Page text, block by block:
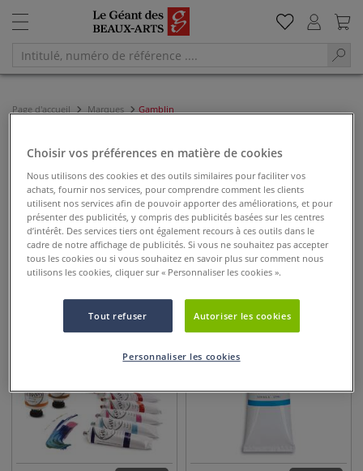
Page d'accueil Marques Gamblin
Gamblin
Filter & Trier
Choisir vos préférences en matière de cookies
Nous utilisons des cookies et des outils similaires pour faciliter vos
achats, fournir nos services, pour comprendre comment les clients
utilisent nos services afin de pouvoir apporter des améliorations, et pour
présenter des publicités, y compris des publicités basées sur les centres
d’intérêt. Des services tiers ont également recours à ces outils dans le
cadre de notre affichage de publicités. Si vous ne souhaitez pas accepter
tous les cookies ou si vous souhaitez en savoir plus sur comment nous
utilisons les cookies, cliquer sur « Personnaliser les cookies ».
Tout refuser Autoriser les cookies
Personnaliser les cookies